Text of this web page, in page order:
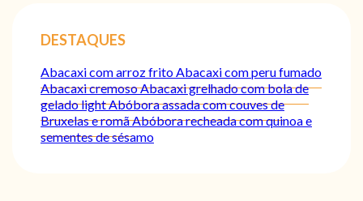
DESTAQUES
Abacaxi com arroz fritoAbacaxi com peru fumado
Abacaxi cremosoAbacaxi grelhado com bola de
gelado lightAbóbora assada com couves de
Bruxelas e romãAbóbora recheada com quinoa e
sementes de sésamo